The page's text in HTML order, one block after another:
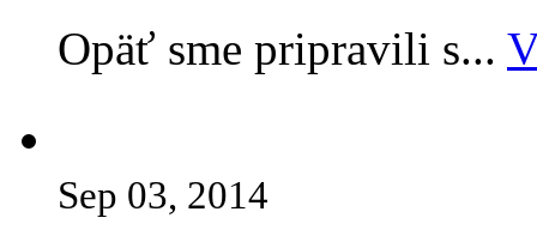
Opäť sme pripravili s...
Sep 03, 2014